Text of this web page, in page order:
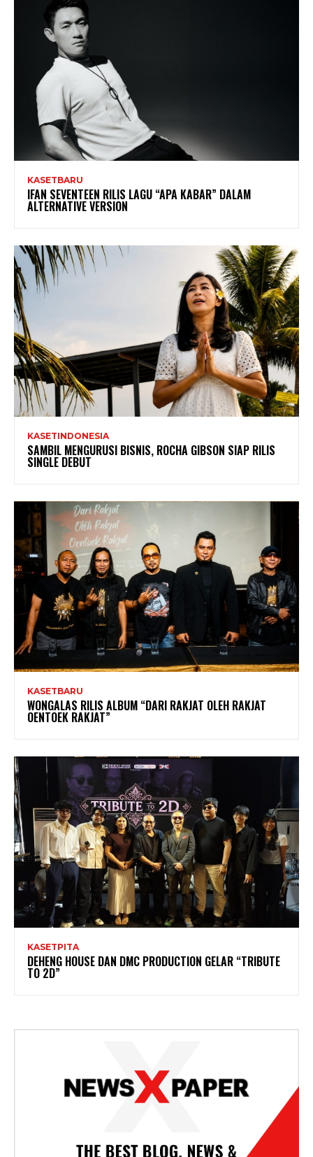
KASETBARU
IFAN SEVENTEEN RILIS LAGU “APA KABAR” DALAM
ALTERNATIVE VERSION
KASETINDONESIA
SAMBIL MENGURUSI BISNIS, ROCHA GIBSON SIAP RILIS
SINGLE DEBUT
KASETBARU
WONGALAS RILIS ALBUM “DARI RAKJAT OLEH RAKJAT
OENTOEK RAKJAT”
KASETPITA
DEHENG HOUSE DAN DMC PRODUCTION GELAR “TRIBUTE
TO 2D”